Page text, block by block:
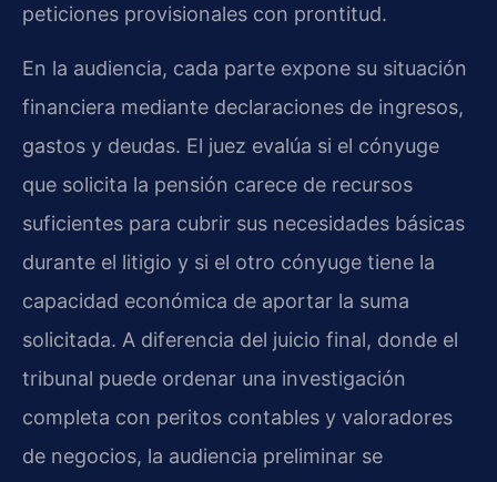
peticiones provisionales con prontitud.
En la audiencia, cada parte expone su situación
financiera mediante declaraciones de ingresos,
gastos y deudas. El juez evalúa si el cónyuge
que solicita la pensión carece de recursos
suficientes para cubrir sus necesidades básicas
durante el litigio y si el otro cónyuge tiene la
capacidad económica de aportar la suma
solicitada. A diferencia del juicio final, donde el
tribunal puede ordenar una investigación
completa con peritos contables y valoradores
de negocios, la audiencia preliminar se